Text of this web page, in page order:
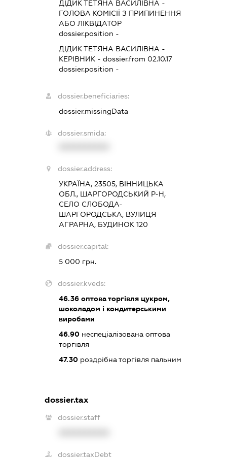
ДІДИК ТЕТЯНА ВАСИЛІВНА -
ГОЛОВА КОМІСІЇ З ПРИПИНЕННЯ
АБО ЛІКВІДАТОР
dossier.position -
ДІДИК ТЕТЯНА ВАСИЛІВНА -
КЕРІВНИК- dossier.from 02.10.17
dossier.position -
dossier.beneficiaries:
dossier.missingData
dossier.smida:
dossier.address:
УКРАЇНА, 23505, ВІННИЦЬКА
ОБЛ., ШАРГОРОДСЬКИЙ Р-Н,
СЕЛО СЛОБОДА-
ШАРГОРОДСЬКА, ВУЛИЦЯ
АГРАРНА, БУДИНОК 120
dossier.capital:
5 000 грн.
dossier.kveds:
46.36оптова торгівля цукром,
шоколадом і кондитерськими
виробами
46.90неспеціалізована оптова
торгівля
47.30роздрібна торгівля пальним
dossier.tax
dossier.staff
dossier.taxDebt